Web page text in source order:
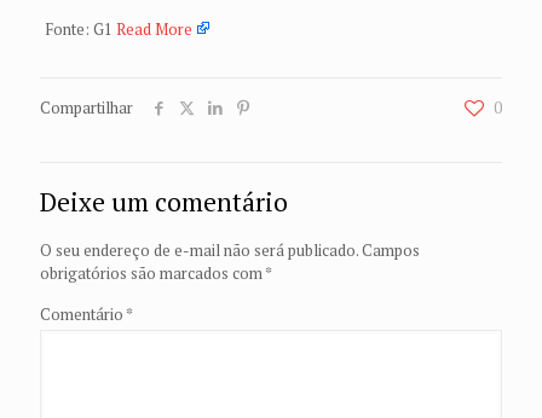
Fonte: G1 Read More
Compartilhar 0
Deixe um comentário
O seu endereço de e-mail não será publicado.Campos
obrigatórios são marcados com*
Comentário *